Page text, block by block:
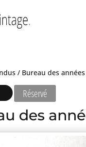
/ Bureau des années
Réservé
des